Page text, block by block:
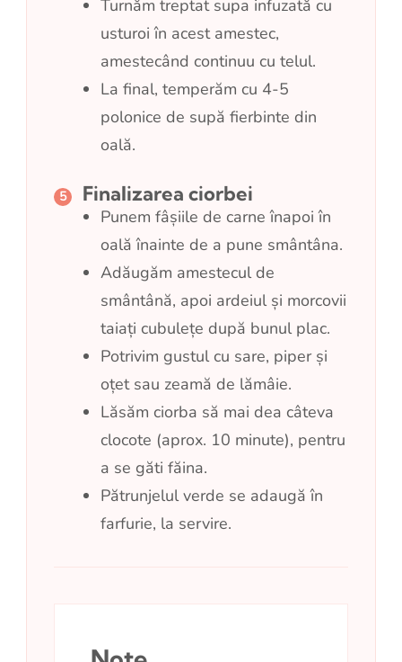
Turnăm treptat supa infuzată cu
usturoi în acest amestec,
amestecând continuu cu telul.
La final, temperăm cu 4-5
polonice de supă fierbinte din
oală.
Finalizarea ciorbei
Punem fâșiile de carne înapoi în
oală înainte de a pune smântâna.
Adăugăm amestecul de
smântână, apoi ardeiul și morcovii
taiați cubulețe după bunul plac.
Potrivim gustul cu sare, piper și
oțet sau zeamă de lămâie.
Lăsăm ciorba să mai dea câteva
clocote (aprox. 10 minute), pentru
a se găti făina.
Pătrunjelul verde se adaugă în
farfurie, la servire.